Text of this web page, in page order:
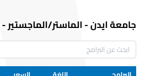
علم الإجتماع
التركية 5,000.00$
التمريض
مدرس تربية
التركية 5,000.00$
جامعة ايدن-الماستر/الماجستير-